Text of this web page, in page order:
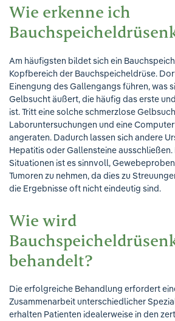
Wie erkenne ich
Am häufigsten bildet sich ein
Kopfbereich der Bauchspeicheldrüse.
Einengung des Gallengangs führen, was
Gelbsucht äußert, die häufig das erste
ist. Tritt eine solche schmerzlose
Laboruntersuchungen und eine
angeraten. Dadurch lassen sich andere
Hepatitis oder Gallensteine
Situationen ist es sinnvoll,
Tumoren zu nehmen, da dies zu
die Ergebnisse oft nicht eindeutig sind.
Wie wird
behandelt?
Die erfolgreiche Behandlung erfordert
Zusammenarbeit unterschiedlicher
erhalten Patienten idealerweise in den